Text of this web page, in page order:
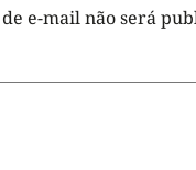
e-mail não será